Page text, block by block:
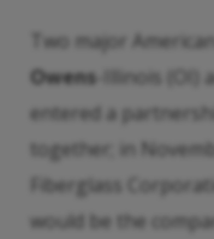
Two major
Owens-Illinois (OI)
entered a
together; in
Fiberglass
would be the